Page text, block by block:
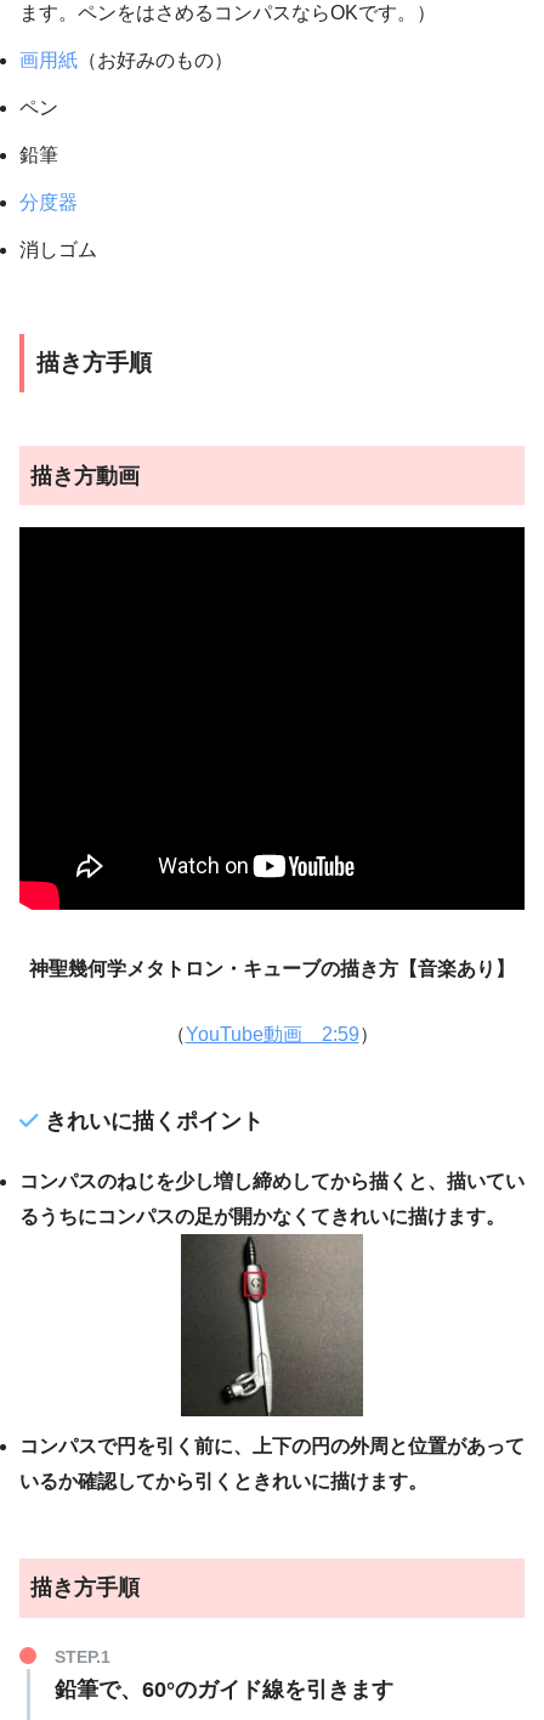
ます。ペンをはさめるコンパスならOKです。）
画用紙 （お好みのもの）
ペン
鉛筆
分度器
消しゴム
描き方手順
描き方動画
神聖幾何学メタトロン・キューブの描き方【音楽あり】
（YouTube動画 2:59）
きれいに描くポイント
コンパスのねじを少し増し締めしてから描くと、描いてい
るうちにコンパスの足が開かなくてきれいに描けます。
コンパスで円を引く前に、上下の円の外周と位置があって
いるか確認してから引くときれいに描けます。
描き方手順
鉛筆で、60°のガイド線を引きます